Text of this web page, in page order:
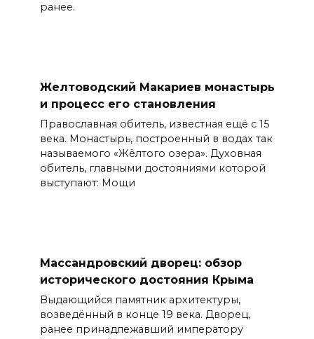
ранее.
Желтоводский Макариев монастырь
и процесс его становления
Православная обитель, известная ещё с 15
века. Монастырь, построенный в водах так
называемого «Жёлтого озера». Духовная
обитель, главными достояниями которой
выступают: Мощи
Массандровский дворец: обзор
исторического достояния Крыма
Выдающийся памятник архитектуры,
возведённый в конце 19 века. Дворец,
ранее принадлежавший императору